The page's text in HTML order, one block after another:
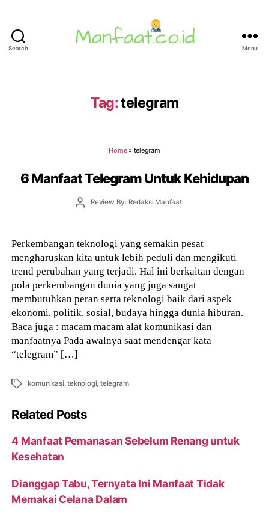
Search Menu
Tag:telegram
Home» telegram
6 Manfaat Telegram Untuk Kehidupan
PostReview By: Redaksi Manfaat
Perkembangan teknologi yang semakin pesat
mengharuskan kita untuk lebih peduli dan mengikuti
trend perubahan yang terjadi. Hal ini berkaitan dengan
pola perkembangan dunia yang juga sangat
membutuhkan peran serta teknologi baik dari aspek
ekonomi, politik, sosial, budaya hingga dunia hiburan.
Baca juga : macam macam alat komunikasi dan
manfaatnya Pada awalnya saat mendengar kata
“telegram” […]
Tags komunikasi,teknologi, telegram
Related Posts
4 Manfaat Pemanasan Sebelum Renang untuk
Kesehatan
Dianggap Tabu, Ternyata Ini Manfaat Tidak
Memakai Celana Dalam